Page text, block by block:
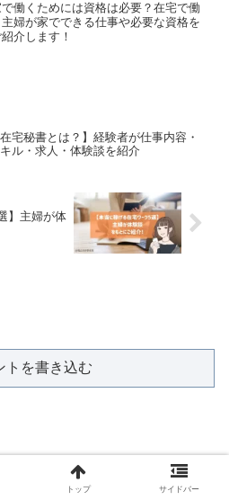
働くためには資格は必要？在宅で働
主婦が家でできる仕事や必要な資格を
介します！
在宅秘書とは？】経験者が仕事内容・
ル・求人・体験談を紹介
】主婦が体
トを書き込む
トップ サイドバー